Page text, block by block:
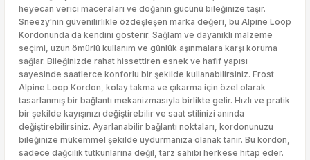
heyecan verici maceraları ve doğanın gücünü bileğinize taşır.
Sneezy'nin güvenilirlikle özdeşleşen marka değeri, bu Alpine Loop
Kordonunda da kendini gösterir. Sağlam ve dayanıklı malzeme
seçimi, uzun ömürlü kullanım ve günlük aşınmalara karşı koruma
sağlar. Bileğinizde rahat hissettiren esnek ve hafif yapısı
sayesinde saatlerce konforlu bir şekilde kullanabilirsiniz. Frost
Alpine Loop Kordon, kolay takma ve çıkarma için özel olarak
tasarlanmış bir bağlantı mekanizmasıyla birlikte gelir. Hızlı ve pratik
bir şekilde kayışınızı değiştirebilir ve saat stilinizi anında
değiştirebilirsiniz. Ayarlanabilir bağlantı noktaları, kordonunuzu
bileğinize mükemmel şekilde uydurmanıza olanak tanır. Bu kordon,
sadece dağcılık tutkunlarına değil, tarz sahibi herkese hitap eder.